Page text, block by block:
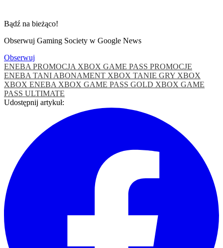
Bądź na bieżąco!
Obserwuj Gaming Society w Google News
Obserwuj
ENEBA PROMOCJA XBOX GAME PASS PROMOCJE
ENEBA TANI ABONAMENT XBOX TANIE GRY XBOX
XBOX ENEBA XBOX GAME PASS GOLD XBOX GAME
PASS ULTIMATE
Udostępnij artykuł: